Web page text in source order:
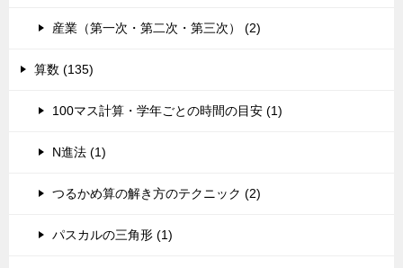
産業（第一次・第二次・第三次） (2)
算数 (135)
100マス計算・学年ごとの時間の目安 (1)
N進法 (1)
つるかめ算の解き方のテクニック (2)
パスカルの三角形 (1)